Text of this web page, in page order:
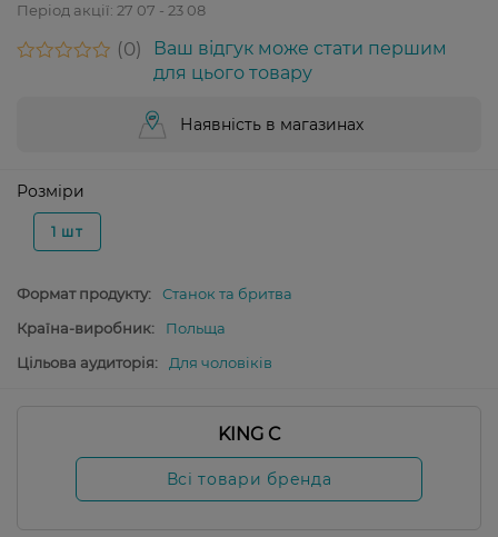
Період акції: 27 07 - 23 08
0
Ваш відгук може стати першим
для цього товару
Наявність в магазинах
Розміри
1 шт
Формат продукту:
Станок та бритва
Країна-виробник:
Польща
Цільова аудиторія:
Для чоловіків
KING C
Всі товари бренда